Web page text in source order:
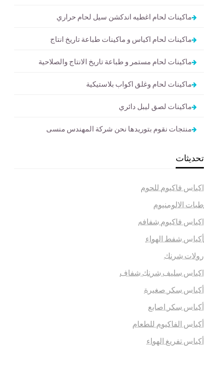
ماكينات لحام اغطيه اندكشن سيل لحام حراري
ماكينات لحام اكياس و ماكينات طباعة تاريخ انتاج
ماكينات لحام مستمر و طباعة تاريخ الانتاج والصلاحية
ماكينات لحام وغلق اكواب بلاستيكية
ماكينات لصق ليبل دائري
منتجات نقوم بتوريدها نحن شركة المهندس منسى
تحديثات
اكياس فاكيوم للحوم
طبات الالومنيوم
اكياس فاكيوم شفافه
أكياس شفط الهواء
رولات شرنك
اكياس سليف شرنك شفاف
أكياس سكر صغيرة
أكياس سكر اصابع
أكياس الفاكيوم للطعام
أكياس تفريغ الهواء